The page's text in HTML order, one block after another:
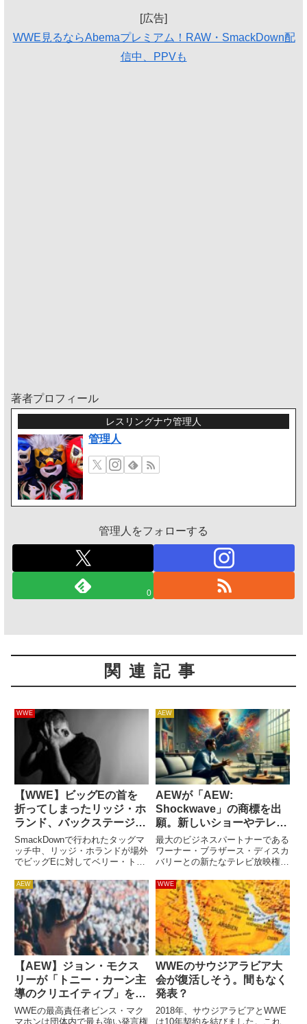
[広告]
WWE見るならAbemaプレミアム！RAW・SmackDown配
信中、PPVも
著者プロフィール
レスリングナウ管理人
管理人
管理人をフォローする
0
関連記事
WWE
【WWE】ビッグEの首を
折ってしまったリッジ・ホ
ランド、バックステージで
ヒートを買う事態にはなっ
ていないと報じられる
SmackDownで行われたタッグマ
ッチ中、リッジ・ホランドが場外
でビッグEに対してベリー・ト
めた際、ビッグEは頭部で着地し
てしまい、首の骨を2箇所も骨折
する大怪我を負いました。骨折し
たのはC1とC6の骨。C1...
AEW
AEWが「AEW:
Shockwave」の商標を出
願。新しいショーやテレビ
番組の名称か？
最大のビジネスパートナーである
ワーナー・ブラザース・ディスカ
バリーとの新たなテレビ放映権契
Dynamite、Rampage、Collision
といったAEWの番組はすべてワ
ーナー傘下のテレビ局で放送され
ており、トニ...
AEW
【AEW】ジョン・モクス
リーが「トニー・カーン主
導のクリエイティブ」を語
る。「彼は様々な時代・ス
タイルのプロレスを愛して
WWEの最高責任者ビンス・マク
マホンは団体内で最も強い発言権
WWE
WWEのサウジアラビア大
会が復活しそう。間もなく
発表？
2018年、サウジアラビアとWWE
は10年契約を結びました。これ